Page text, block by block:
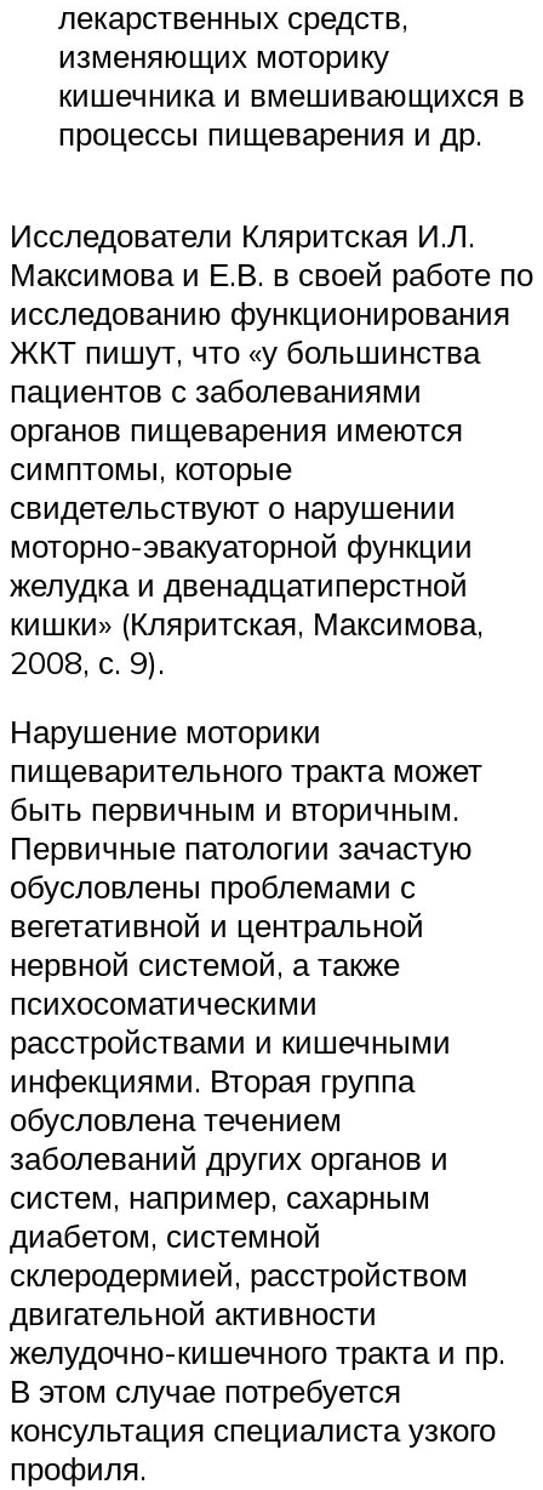
лекарственных средств,
изменяющих моторику
кишечника и вмешивающихся в
процессы пищеварения и др.
Исследователи Кляритская И.Л.
Максимова и Е.В. в своей работе по
исследованию функционирования
ЖКТ пишут, что «у большинства
пациентов с заболеваниями
органов пищеварения имеются
симптомы, которые
свидетельствуют о нарушении
моторно-эвакуаторной функции
желудка и двенадцатиперстной
кишки» (Кляритская, Максимова,
2008, с. 9).
Нарушение моторики
пищеварительного тракта может
быть первичным и вторичным.
Первичные патологии зачастую
обусловлены проблемами с
вегетативной и центральной
нервной системой, а также
психосоматическими
расстройствами и кишечными
инфекциями. Вторая группа
обусловлена течением
заболеваний других органов и
систем, например, сахарным
диабетом, системной
склеродермией, расстройством
двигательной активности
желудочно-кишечного тракта и пр.
В этом случае потребуется
консультация специалиста узкого
профиля.